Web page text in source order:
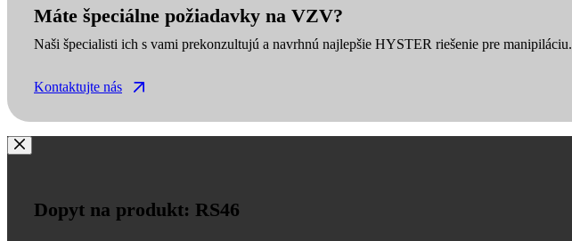
Máte špeciálne požiadavky na VZV?
Naši špecialisti ich s vami prekonzultujú a navrhnú najlepšie HYSTER riešenie pre manipiláciu.
Kontaktujte nás
Dopyt na produkt: RS46